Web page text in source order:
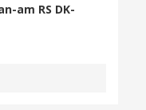
am RS DK-